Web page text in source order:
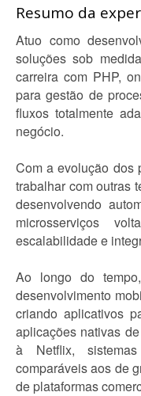
Resumo da
Atuo como
soluções sob
carreira com PHP,
para gestão de
fluxos totalmente
negócio.
Com a evolução dos
trabalhar com outras
desenvolvendo
microsserviços
escalabilidade e
Ao longo do
desenvolvimento
criando aplicativos
aplicações nativas
à Netflix,
comparáveis aos de
de plataformas